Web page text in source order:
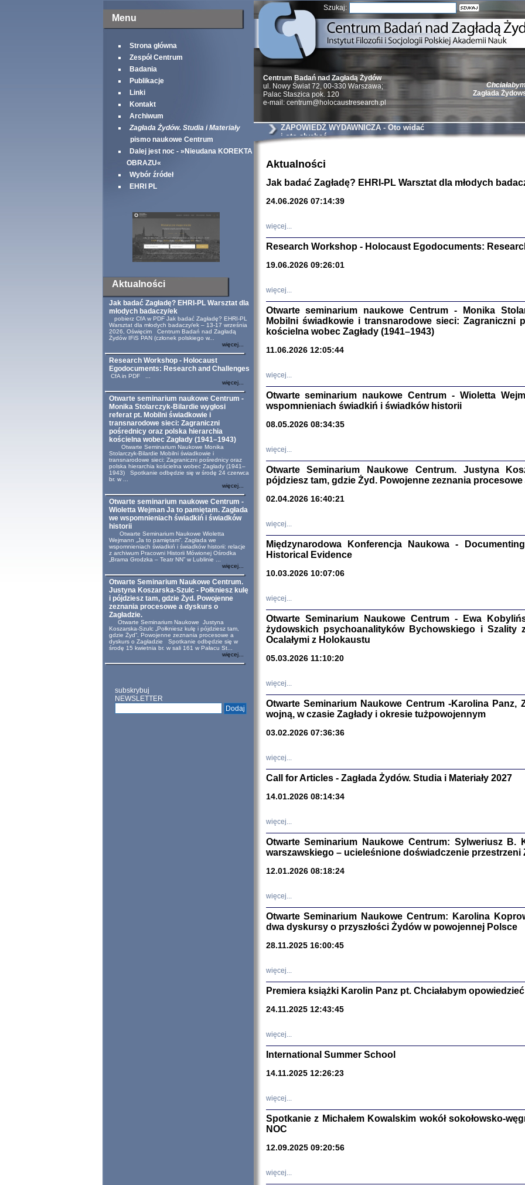
Menu
Strona główna
Zespół Centrum
Badania
Publikacje
Linki
Kontakt
Archiwum
Zagłada Żydów. Studia i Materiały
pismo naukowe Centrum
Dalej jest noc - »Nieudana KOREKTA
OBRAZU«
Wybór źródeł
EHRI PL
Aktualności
Jak badać Zagładę? EHRI-PL Warsztat dla
młodych badaczy/ek
pobierz CfA w PDF Jak badać Zagładę? EHRI-PL
Warsztat dla młodych badaczy/ek – 13-17 września
2026, Oświęcim Centrum Badań nad Zagładą
Żydów IFiS PAN (członek polskiego w...
więcej...
Research Workshop - Holocaust
Egodocuments: Research and Challenges
CfA in PDF ...
więcej...
Otwarte seminarium naukowe Centrum -
Monika Stolarczyk-Bilardie wygłosi
referat pt. Mobilni świadkowie i
transnarodowe sieci: Zagraniczni
pośrednicy oraz polska hierarchia
kościelna wobec Zagłady (1941–1943)
Otwarte Seminarium Naukowe Monika
Stolarczyk-Bilardie Mobilni świadkowie i
transnarodowe sieci: Zagraniczni pośrednicy oraz
polska hierarchia kościelna wobec Zagłady (1941–
1943) Spotkanie odbędzie się w środę 24 czerwca
br. w ...
więcej...
Otwarte seminarium naukowe Centrum -
Wioletta Wejman Ja to pamiętam. Zagłada
we wspomnieniach świadkiń i świadków
historii
Otwarte Seminarium Naukowe Wioletta
Wejmann „Ja to pamiętam”. Zagłada we
wspomnieniach świadkiń i świadków historii: relacje
z archiwum Pracowni Historii Mówionej Ośrodka
„Brama Grodzka – Teatr NN” w Lublinie ...
więcej...
Otwarte Seminarium Naukowe Centrum.
Justyna Koszarska-Szulc - Połkniesz kulę
i pójdziesz tam, gdzie Żyd. Powojenne
zeznania procesowe a dyskurs o
Zagładzie.
Otwarte Seminarium Naukowe Justyna
Koszarska-Szulc „Połkniesz kulę i pójdziesz tam,
gdzie Żyd”. Powojenne zeznania procesowe a
dyskurs o Zagładzie Spotkanie odbędzie się w
środę 15 kwietnia br. w sali 161 w Pałacu St...
więcej...
subskrybuj
NEWSLETTER
Szukaj:
Zagłada
Natalia Aleksiun,
Deborah Dash
Turski, Laurence
oprac.
Warszawa
oprac.
Studia i
nr 17, R. 2021
NIE WIEMY CO
Dziennik
Zagłada
Sewek
'z
CZYTAJĄC
Centrum Badań nad Zagładą Żydów
ul. Nowy Świat 72, 00-330 Warszawa;
Palac Staszica pok. 120
e-mail: centrum@holocaustresearch.pl
ZAPOWIEDŹ WYDAWNICZA - Oto widać
i oto słychać
Aktualności
Jak badać Zagładę? EHRI-PL Warsztat dla młodych
24.06.2026 07:14:39
więcej...
Research Workshop - Holocaust Egodocuments:
19.06.2026 09:26:01
więcej...
Otwarte seminarium naukowe Centrum - Monika
Mobilni świadkowie i transnarodowe sieci: Zagraniczni
kościelna wobec Zagłady (1941–1943)
11.06.2026 12:05:44
więcej...
Otwarte seminarium naukowe Centrum - Wioletta
wspomnieniach świadkiń i świadków historii
08.05.2026 08:34:35
więcej...
Otwarte Seminarium Naukowe Centrum. Justyna
pójdziesz tam, gdzie Żyd. Powojenne zeznania procesowe
02.04.2026 16:40:21
więcej...
Międzynarodowa Konferencja Naukowa -
Historical Evidence
10.03.2026 10:07:06
więcej...
Otwarte Seminarium Naukowe Centrum - Ewa
żydowskich psychoanalityków Bychowskiego i
Ocalałymi z Holokaustu
05.03.2026 11:10:20
więcej...
Otwarte Seminarium Naukowe Centrum -Karolina Panz,
wojną, w czasie Zagłady i okresie tużpowojennym
03.02.2026 07:36:36
więcej...
Call for Articles - Zagłada Żydów. Studia i Materiały 2027
14.01.2026 08:14:34
więcej...
Otwarte Seminarium Naukowe Centrum: Sylweriusz B.
warszawskiego – ucieleśnione doświadczenie przestrzeni
12.01.2026 08:18:24
więcej...
Otwarte Seminarium Naukowe Centrum: Karolina
dwa dyskursy o przyszłości Żydów w powojennej Polsce
28.11.2025 16:00:45
więcej...
Premiera książki Karolin Panz pt. Chciałabym
24.11.2025 12:43:45
więcej...
International Summer School
14.11.2025 12:26:23
więcej...
Spotkanie z Michałem Kowalskim wokół sokołowsko-
NOC
12.09.2025 09:20:56
więcej...